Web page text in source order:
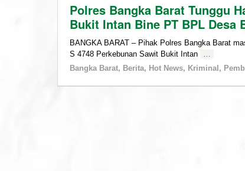
Polres Bangka Barat Tunggu
Bukit Intan Bine PT BPL Desa
BANGKA BARAT – Pihak Polres Bangka Barat
S 4748 Perkebunan Sawit Bukit Intan
Bangka Barat, Berita, Hot News, Kriminal ,